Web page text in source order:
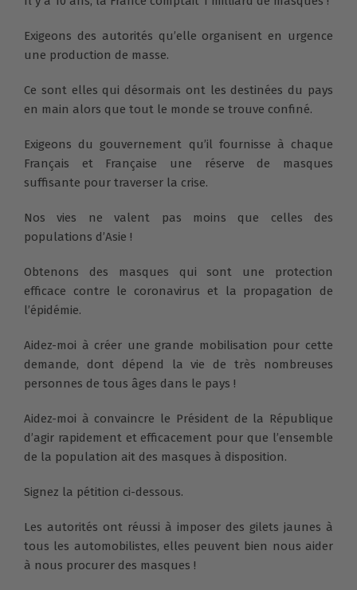
Exigeons des autorités qu’elle organisent en urgence
une production de masse.
Ce sont elles qui désormais ont les destinées du pays
en main alors que tout le monde se trouve confiné.
Exigeons du gouvernement qu’il fournisse à chaque
Français et Française une réserve de masques
suffisante pour traverser la crise.
Nos vies ne valent pas moins que celles des
populations d’Asie !
Obtenons des masques qui sont une protection
efficace contre le coronavirus et la propagation de
l’épidémie.
Aidez-moi à créer une grande mobilisation pour cette
demande, dont dépend la vie de très nombreuses
personnes de tous âges dans le pays !
Aidez-moi à convaincre le Président de la République
d’agir rapidement et efficacement pour que l’ensemble
de la population ait des masques à disposition.
Signez la pétition ci-dessous.
Les autorités ont réussi à imposer des gilets jaunes à
tous les automobilistes, elles peuvent bien nous aider
à nous procurer des masques !